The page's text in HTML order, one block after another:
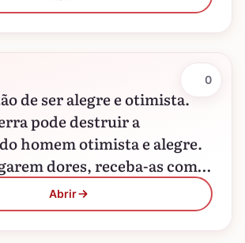
de ser alegre e otimista.
pode destruir a
homem otimista e alegre.
dores, receba-as com
Abrir
0